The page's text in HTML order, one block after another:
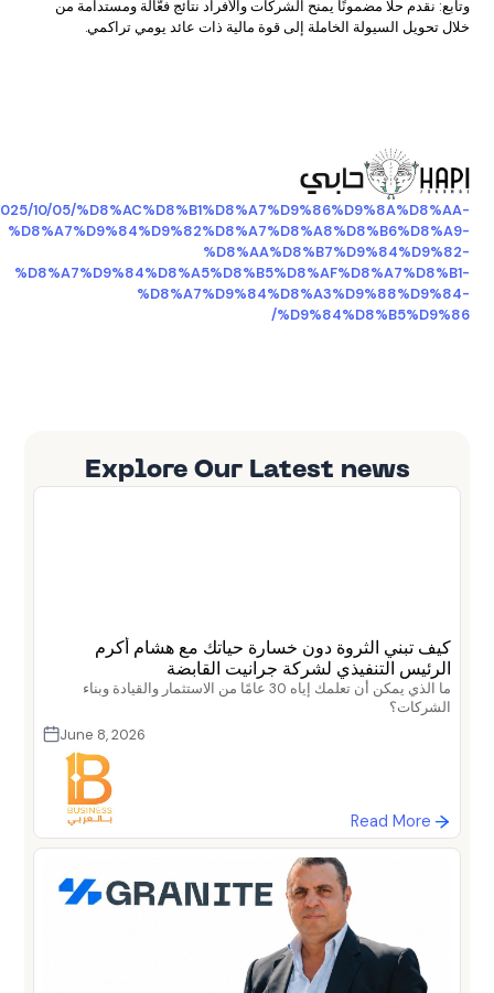
وتابع: نقدم حلًا مضمونًا يمنح الشركات والأفراد نتائج فعّالة ومستدامة من
خلال تحويل السيولة الخاملة إلى قوة مالية ذات عائد يومي تراكمي.
10/05/%D8%AC%D8%B1%D8%A7%D9%86%D9%8A%D8%AA-
%D8%A7%D9%84%D9%82%D8%A7%D8%A8%D8%B6%D8%A9-
%D8%AA%D8%B7%D9%84%D9%82-
%D8%A7%D9%84%D8%A5%D8%B5%D8%AF%D8%A7%D8%B1-
%D8%A7%D9%84%D8%A3%D9%88%D9%84-
%D9%84%D8%B5%D9%86/
Explore Our Latest news
كيف تبني الثروة دون خسارة حياتك مع هشام أكرم
الرئيس التنفيذي لشركة جرانيت القابضة
ما الذي يمكن أن تعلمك إياه 30 عامًا من الاستثمار والقيادة وبناء
الشركات؟
June 8, 2026
Read More